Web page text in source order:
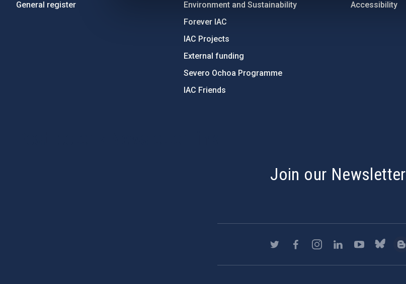
General register
Environment and Sustainability
Forever IAC
IAC Projects
External funding
Severo Ochoa Programme
IAC Friends
Accessibility
Join our Newsletter